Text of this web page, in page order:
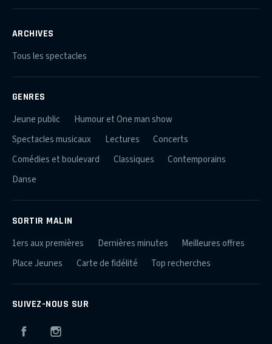
ARCHIVES
Tous les spectacles
GENRES
Jeune public
Humour et One man show
Spectacles musicaux
Lectures
Concerts
Comédies et boulevard
Classiques
Contemporains
Danse
SORTIR MALIN
1ers aux premières Dernières minutes
Meilleures offres
Place Jeunes
Carte de fidélité Top recherches
SUIVEZ-NOUS SUR
Facebook